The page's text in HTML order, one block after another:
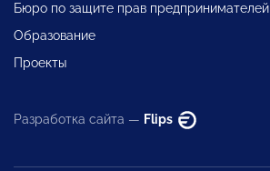
Бюро по защите прав предпринимателей
Образование
Проекты
Разработка сайта — Flips